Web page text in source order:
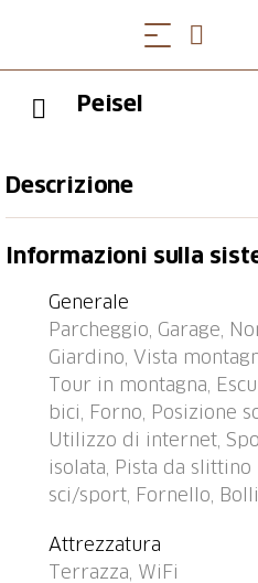
Peisel
Descrizione
Segnas, nella frazione
privato: prato. Nella casa:
Accesso 500 m di strada
presso la casa. Negozio
km, fermata bus "Segnas,
stazione ferroviaria
buche) 12 km, tennis 3 km,
km, fermata ski bus 800 m,
di sci che conduce alla
accessibile con gli sci.
Informazioni sulla
Generale
Parcheggio, Garage,
Giardino, Vista
Tour in montagna,
bici, Forno, Posizione
Utilizzo di internet,
isolata, Pista da slittino
sci/sport, Fornello,
Attrezzatura
Terrazza, WiFi